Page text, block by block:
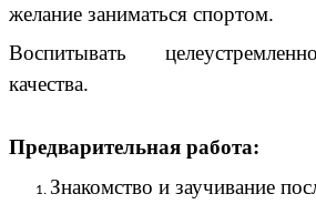
желание заниматься спортом.
Воспитывать
качества.
Предварительная работа:
Знакомство и заучивание